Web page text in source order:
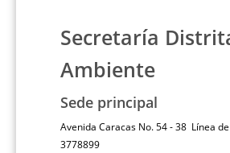
Secretaría
Ambiente
Sede principal
Avenida Caracas No. 54 - 38 Línea
3778899